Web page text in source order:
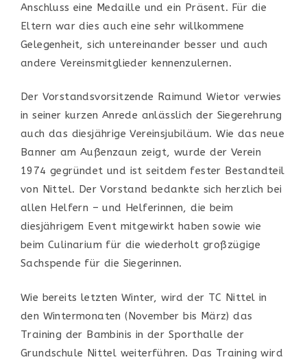
Anschluss eine Medaille und ein Präsent. Für die
Eltern war dies aucheine sehr willkommene
Gelegenheit, sich untereinander besser und auch
andere Vereinsmitglieder kennenzulernen.
Der Vorstandsvorsitzende RaimundWietor verwies
inseiner kurzen Anrede anlässlich der Siegerehrung
auch das diesjährige Vereinsjubiläum.Wie das neue
Banner am Außenzaun zeigt, wurdeder Verein
1974 gegründet und ist seitdem fester Bestandteil
von Nittel. Der Vorstand bedankte sich herzlich bei
allen Helfern – und Helferinnen, die beim
diesjährigem Event mitgewirkt haben sowie wie
beim Culinarium für die wiederholtgroßzügige
Sachspende für die Siegerinnen.
Wie bereits letzten Winter, wird der TC Nittel in
den Wintermonaten (November bis März) das
Training der Bambinis in der Sporthalle der
Grundschule Nittel weiterführen. Das Training wird